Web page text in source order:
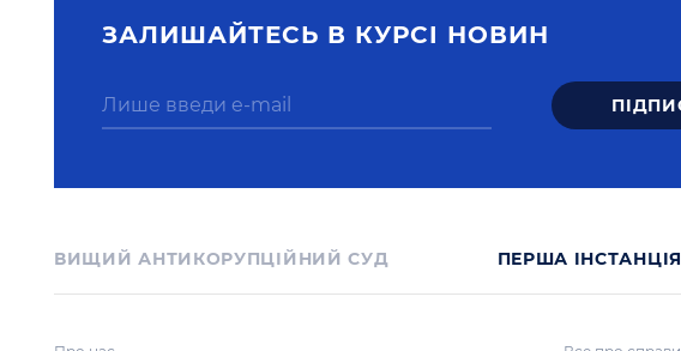
ЗАЛИШАЙТЕСЬ В КУРСI НОВИН
ВИЩИЙ АНТИКОРУПЦІЙНИЙ СУД ПЕРША IНСТАНЦIЯ